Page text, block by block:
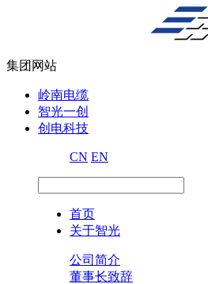
集团网站
岭南电缆
智光一创
创电科技
CN EN
首页
关于智光
公司简介
董事长致辞